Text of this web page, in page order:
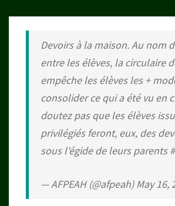
Devoirs à la maison. Au nom
entre les élèves, la circulaire
empêche les élèves les +
consolider ce qui a été vu en
doutez pas que les élèves
privilégiés feront, eux, des
sous l'égide de leurs parents
— AFPEAH (@afpeah)May 16,